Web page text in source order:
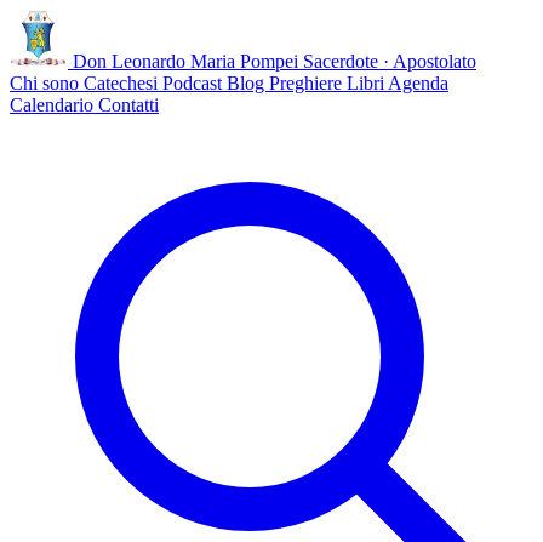
Don Leonardo Maria Pompei Sacerdote · Apostolato
Chi sono Catechesi Podcast Blog Preghiere Libri Agenda
Calendario Contatti